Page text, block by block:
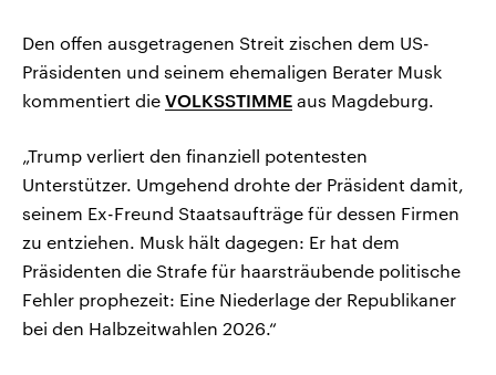
Den offen ausgetragenen Streit zischen dem US-
Präsidenten und seinem ehemaligen Berater Musk
kommentiert die VOLKSSTIMME aus Magdeburg.
„Trump verliert den finanziell potentesten
Unterstützer. Umgehend drohte der Präsident damit,
seinem Ex-Freund Staatsaufträge für dessen Firmen
zu entziehen. Musk hält dagegen: Er hat dem
Präsidenten die Strafe für haarsträubende politische
Fehler prophezeit: Eine Niederlage der Republikaner
bei den Halbzeitwahlen 2026.“